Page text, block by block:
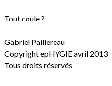
Tout coule ?
Gabriel Paillereau
Copyright epHYGIE avril 2013
Tous droits réservés